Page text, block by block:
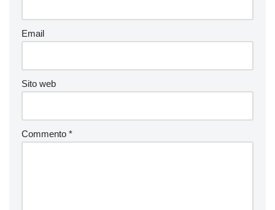
Email
Sito web
Commento *